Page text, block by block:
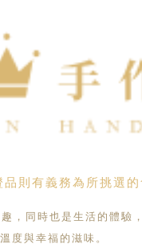
則有義務為所挑選
，同時也是生活的體驗
度與幸福的滋味。